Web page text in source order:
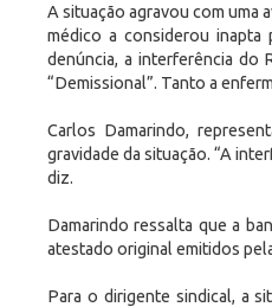
A situação agravou com uma
médico a considerou inapta
denúncia, a interferência do
“Demissional”. Tanto a
Carlos Damarindo,
gravidade da situação. “A
diz.
Damarindo ressalta que a
atestado original emitidos
Para o dirigente sindical, a